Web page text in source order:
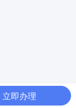
立即办理